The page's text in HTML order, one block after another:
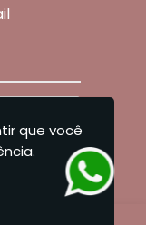
e
que você